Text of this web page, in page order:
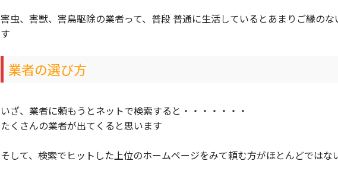
害虫、害獣、害鳥駆除の業者って、普段 普通に生活しているとあまりご縁のな
す
業者の選び方
いざ、業者に頼もうとネットで検索すると・・・・・・・
たくさんの業者が出てくると思います
そして、検索でヒットした上位のホームページをみて頼む方がほとんどではな